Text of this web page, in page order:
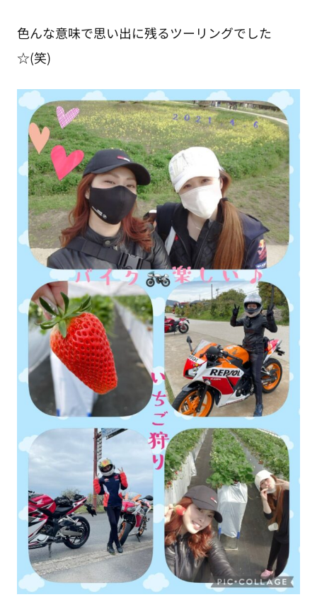
色んな意味で思い出に残るツーリングでした
☆(笑)